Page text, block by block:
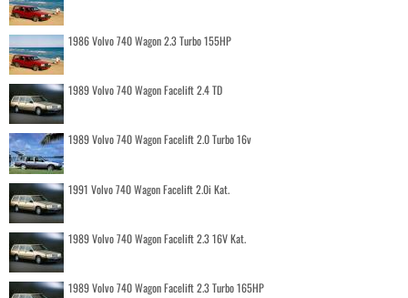
1986 Volvo 740 Wagon 2.3 Turbo 155HP
1989 Volvo 740 Wagon Facelift 2.4 TD
1989 Volvo 740 Wagon Facelift 2.0 Turbo 16v
1991 Volvo 740 Wagon Facelift 2.0i Kat.
1989 Volvo 740 Wagon Facelift 2.3 16V Kat.
1989 Volvo 740 Wagon Facelift 2.3 Turbo 165HP